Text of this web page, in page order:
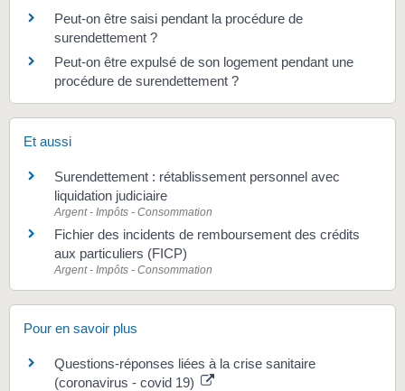
Peut-on être saisi pendant la procédure de
surendettement ?
Peut-on être expulsé de son logement pendant une
procédure de surendettement ?
Et aussi
Surendettement : rétablissement personnel avec
liquidation judiciaire
Argent - Impôts - Consommation
Fichier des incidents de remboursement des crédits
aux particuliers (FICP)
Argent - Impôts - Consommation
Pour en savoir plus
Questions-réponses liées à la crise sanitaire
(coronavirus - covid 19)